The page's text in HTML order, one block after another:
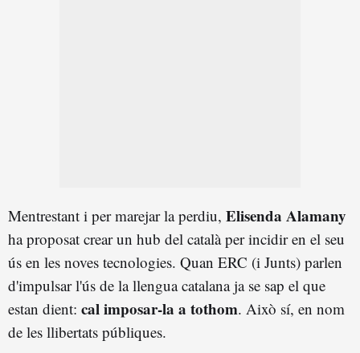
Mentrestant i per marejar la perdiu, Elisenda Alamany
ha proposat crear un hub del català per incidir en el seu
ús en les noves tecnologies. Quan ERC (i Junts) parlen
d'impulsar l'ús de la llengua catalana ja se sap el que
estan dient: cal imposar-la a tothom. Això sí, en nom
de les llibertats públiques.